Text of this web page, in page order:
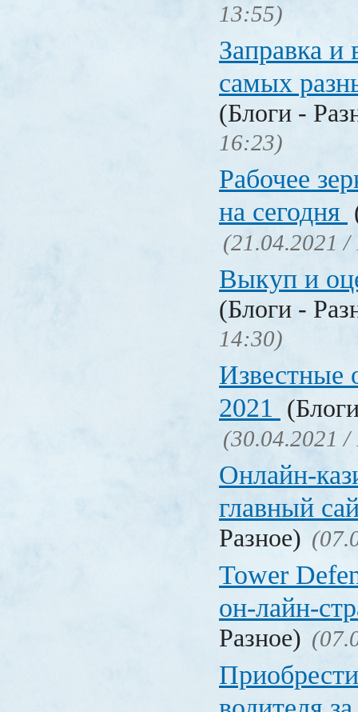
13:55)
Заправка и
самых
(Блоги -
16:23)
Рабочее
на сегодня
(21.04.2021 /
Выкуп и
(Блоги -
14:30)
Известные
2021
(30.04.2021 /
Онлайн-
главный
Разное)
Tower
он-лайн-
Разное)